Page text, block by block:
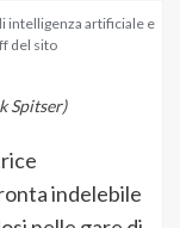
intelligenza artificiale e
del sito
Spitser)
indelebile